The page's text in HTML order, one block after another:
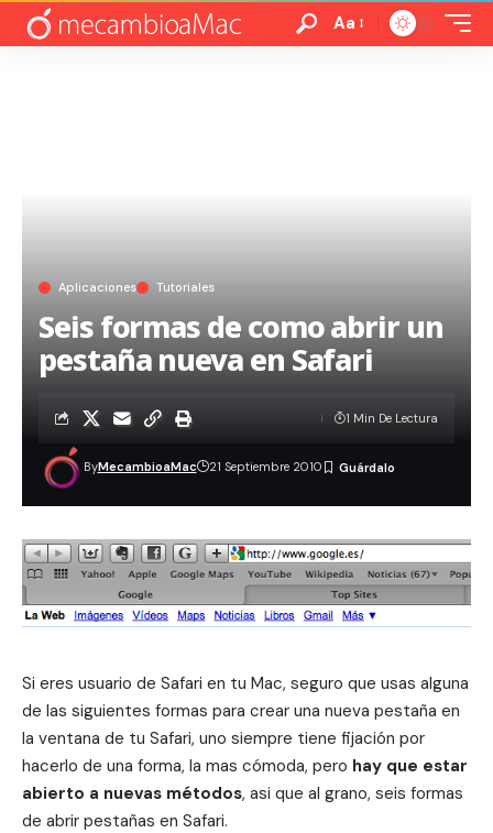
Aa
Aplicaciones Tutoriales
Seis formas de como abrir un
pestaña nueva en Safari
ByMecambioaMac 21 Septiembre 2010
1 Min De Lectura
Si eres usuario de Safari en tu Mac, seguro que usas alguna
de las siguientes formas para crear una nueva pestaña en
la ventana de tu Safari, uno siempre tiene fijación por
hacerlo de una forma, la mas cómoda, pero hay que estar
abierto a nuevas métodos, asi que al grano, seis formas
de abrir pestañas en Safari.